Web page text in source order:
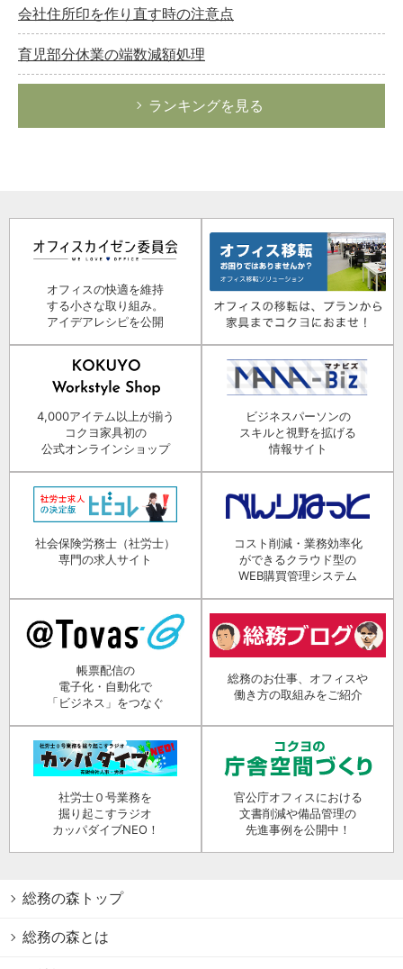
会社住所印を作り直す時の注意点
育児部分休業の端数減額処理
ランキングを見る
オフィスの快適を維持
する小さな取り組み。
アイデアレシピを公開
4,000アイテム以上が揃う
コクヨ家具初の
公式オンラインショップ
ビジネスパーソンの
スキルと視野を拡げる
情報サイト
社会保険労務士（社労士）
専門の求人サイト
コスト削減・業務効率化
ができるクラウド型の
WEB購買管理システム
帳票配信の
電子化・自動化で
「ビジネス」をつなぐ
総務のお仕事、オフィスや
働き方の取組みをご紹介
社労士０号業務を
掘り起こすラジオ
カッパダイブNEO！
官公庁オフィスにおける
文書削減や備品管理の
先進事例を公開中！
総務の森トップ
総務の森とは